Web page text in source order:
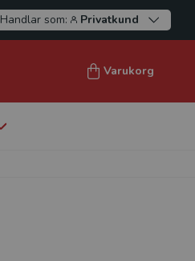
Handlar som: Privatkund
Varukorg